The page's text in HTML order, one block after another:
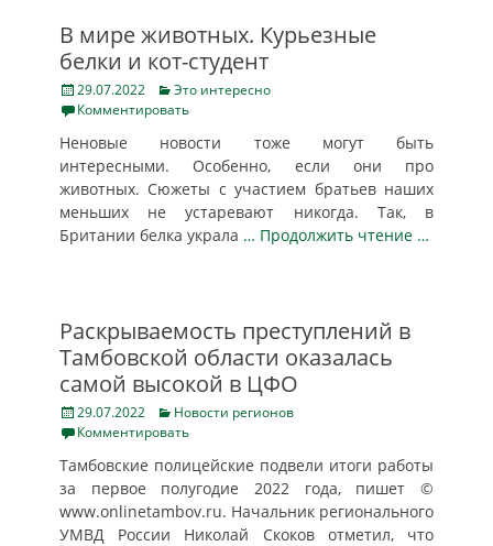
В мире животных. Курьезные
белки и кот-студент
Posted
on
29.07.2022 Categories
Это интересно
Комментировать
Неновые новости тоже могут быть
интересными. Особенно, если они про
животных. Сюжеты с участием братьев наших
меньших не устаревают никогда. Так, в
Британии белка украла … Продолжить чтение …
Раскрываемость преступлений в
Тамбовской области оказалась
самой высокой в ЦФО
Posted
on
29.07.2022 Categories
Новости регионов
Комментировать
Тамбовские полицейские подвели итоги работы
за первое полугодие 2022 года, пишет ©
www.onlinetambov.ru. Начальник регионального
УМВД России Николай Скоков отметил, что